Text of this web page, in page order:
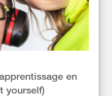
en
yourself)